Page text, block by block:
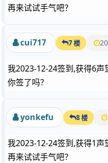
再来试试手气吧？
cui717 7 楼
我2023-12-24签到,获得6声
你签了吗？
yonkefu 8 楼
我2023-12-24签到,获得1声
再来试试手气吧？